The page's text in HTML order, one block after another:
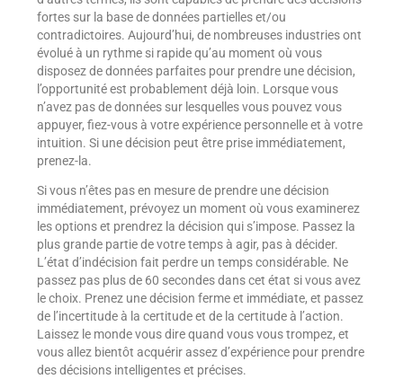
fortes sur la base de données partielles et/ou
contradictoires. Aujourd’hui, de nombreuses industries ont
évolué à un rythme si rapide qu’au moment où vous
disposez de données parfaites pour prendre une décision,
l’opportunité est probablement déjà loin. Lorsque vous
n’avez pas de données sur lesquelles vous pouvez vous
appuyer, fiez-vous à votre expérience personnelle et à votre
intuition. Si une décision peut être prise immédiatement,
prenez-la.
Si vous n’êtes pas en mesure de prendre une décision
immédiatement, prévoyez un moment où vous examinerez
les options et prendrez la décision qui s’impose. Passez la
plus grande partie de votre temps à agir, pas à décider.
L’état d’indécision fait perdre un temps considérable. Ne
passez pas plus de 60 secondes dans cet état si vous avez
le choix. Prenez une décision ferme et immédiate, et passez
de l’incertitude à la certitude et de la certitude à l’action.
Laissez le monde vous dire quand vous vous trompez, et
vous allez bientôt acquérir assez d’expérience pour prendre
des décisions intelligentes et précises.